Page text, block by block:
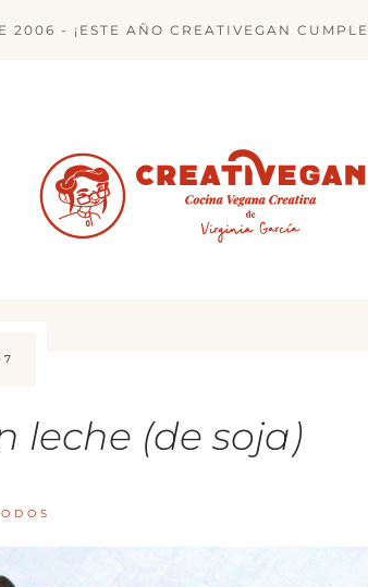
2006 - ¡ESTE AÑO CREATIVEGAN CUMPLE
leche (de soja)